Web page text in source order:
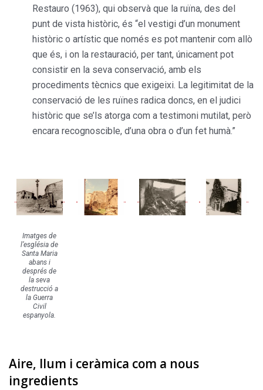
Restauro (1963), qui observà que la ruïna, des del
punt de vista històric, és “el vestigi d’un monument
històric o artístic que només es pot mantenir com allò
que és, i on la restauració, per tant, únicament pot
consistir en la seva conservació, amb els
procediments tècnics que exigeixi. La legitimitat de la
conservació de les ruïnes radica doncs, en el judici
històric que se’ls atorga com a testimoni mutilat, però
encara recognoscible, d’una obra o d’un fet humà.”
Imatges de
l’església de
Santa Maria
abans i
després de
la seva
destrucció a
la Guerra
Civil
espanyola.
Aire, llum i ceràmica com a nous
ingredients